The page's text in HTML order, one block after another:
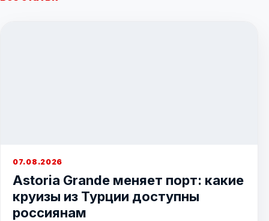
07.08.2026
Astoria Grande меняет порт: какие
круизы из Турции доступны
россиянам